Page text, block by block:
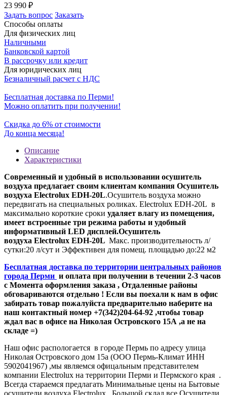
23 990 ₽
Задать вопрос Заказать
Способы оплаты
Для физических лиц
Наличными
Банковской картой
В рассрочку или кредит
Для юридических лиц
Безналичный расчет с НДС
Бесплатная доставка по Перми!
Можно оплатить при получении!
Скидка до 6% от стоимости
До конца месяца!
Описание
Характеристики
Современный и удобный в использовании осушитель
воздуха предлагает своим клиентам компания Осушитель
воздуха Electrolux EDH-20L.Осушитель воздуха можно
передвигать на специальных роликах. Electrolux EDH-20L в
максимально короткие сроки удаляет влагу из помещения,
имеет встроенные три режима работы и удобный
информативный LED дисплей.Осушитель
воздуха Electrolux EDH-20L Макс. производительность л/
сутки:20 л/сут и Эффективен для помещ. площадью до:22 м2
Бесплатная доставка по территории центральных районов
города Перми и оплата при получении в течении 2-3 часов
с Момента оформления заказа , Отдаленные районы
обговариваются отдельно ! Если вы поехали к нам в офис
забирать товар пожалуйста предварительно наберите на
наш контактный номер +7(342)204-64-92 ,чтобы товар
ждал вас в офисе на Николая Островского 15А ,а не на
складе =)
Наш офис распологается в городе Пермь по адресу улица
Николая Островского дом 15а (ООО Пермь-Климат ИНН
5902041967) ,мы являемся офицальным представителем
компании Electrolux на территории Перми и Пермского края .
Всегда стараемся предлагать Минимальные цены на Бытовые
осушители воздуха Electrolux , Большой склад все Осушители